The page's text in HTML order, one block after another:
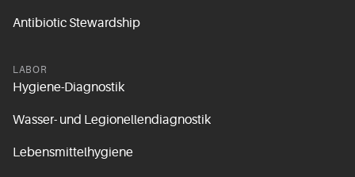
Antibiotic Stewardship
LABOR
Hygiene-Diagnostik
Wasser- und Legionellendiagnostik
Lebensmittelhygiene